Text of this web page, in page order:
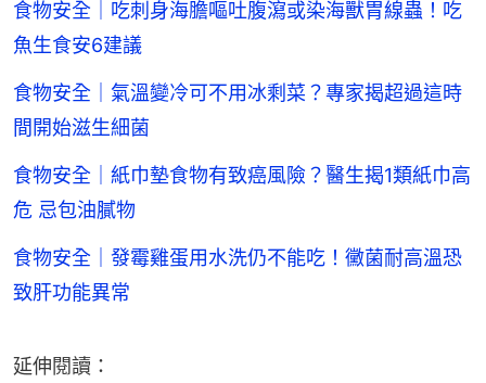
食物安全｜吃刺身海膽嘔吐腹瀉或染海獸胃線蟲！吃
魚生食安6建議
食物安全｜氣溫變冷可不用冰剩菜？專家揭超過這時
間開始滋生細菌
食物安全｜紙巾墊食物有致癌風險？醫生揭1類紙巾高
危 忌包油膩物
食物安全｜發霉雞蛋用水洗仍不能吃！黴菌耐高溫恐
致肝功能異常
延伸閱讀：